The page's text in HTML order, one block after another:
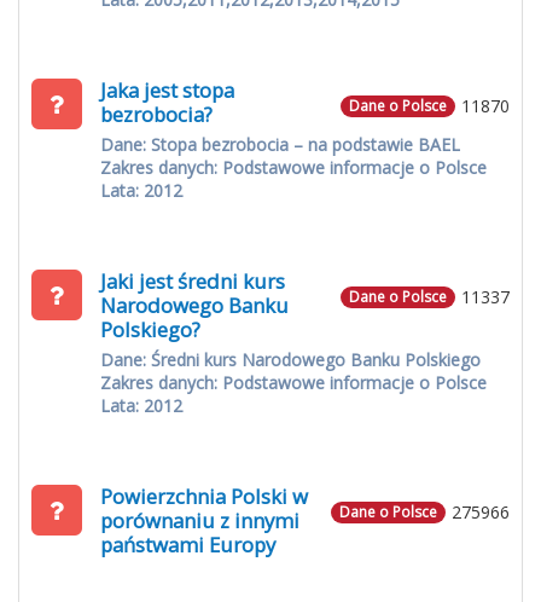
11870
Dane o Polsce
Jaka jest stopa
bezrobocia?
Dane: Stopa bezrobocia – na podstawie BAEL
Zakres danych: Podstawowe informacje o Polsce
Lata: 2012
11337
Dane o Polsce
Jaki jest średni kurs
Narodowego Banku
Polskiego?
Dane: Średni kurs Narodowego Banku Polskiego
Zakres danych: Podstawowe informacje o Polsce
Lata: 2012
275966
Dane o Polsce
Powierzchnia Polski w
porównaniu z innymi
państwami Europy